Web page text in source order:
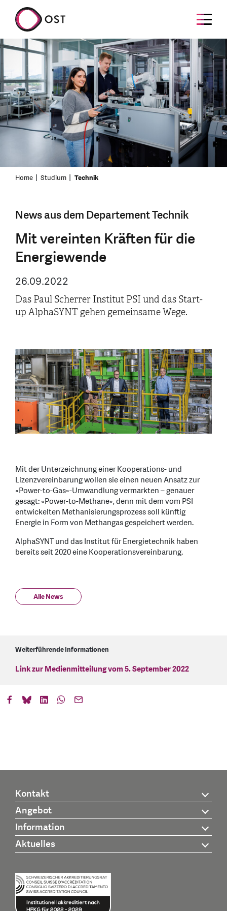
Home Studium Technik
News aus dem Departement Technik
Mit vereinten Kräften für die
Energiewende
26.09.2022
Das Paul Scherrer Institut PSI und das Start-
up AlphaSYNT gehen gemeinsame Wege.
Mit der Unterzeichnung einer Kooperations- und
Lizenzvereinbarung wollen sie einen neuen Ansatz zur
«Power-to-Gas»-Umwandlung vermarkten – genauer
gesagt: «Power-to-Methane», denn mit dem vom PSI
entwickelten Methanisierungsprozess soll künftig
Energie in Form von Methangas gespeichert werden.
AlphaSYNT und das Institut für Energietechnik haben
bereits seit 2020 eine Kooperationsvereinbarung.
Alle News
Weiterführende Informationen
Link zur Medienmitteilung vom 5. September 2022
Kontakt
Angebot
Information
Aktuelles